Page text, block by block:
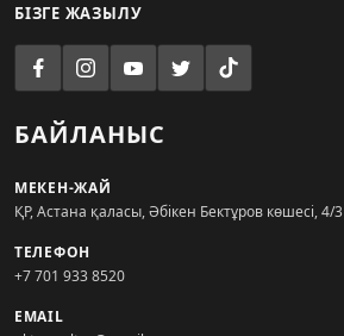
БІЗГЕ ЖАЗЫЛУ
БАЙЛАНЫС
МЕКЕН-ЖАЙ
ҚР, Астана қаласы, Әбікен Бектұров көшесі, 4/3
ТЕЛЕФОН
+7 701 933 8520
EMAIL